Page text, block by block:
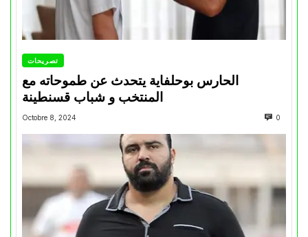
تصريحات
الحارس بوحلفاية يتحدث عن طموحاته مع
المنتخب و شباب قسنطينة
Octobre 8, 2024 0